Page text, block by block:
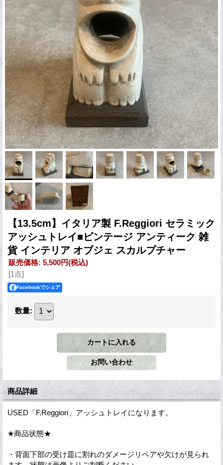
【13.5cm】イタリア製 F.Reggiori セラミック
アッシュトレイ■ビンテージ アンティーク 雑
貨 インテリア オブジェ スカルプチャー
販売価格: 5,500円(税込)
[1点]
Facebookでシェア
数量:
商品詳細
USED「F.Reggiori」アッシュトレイになります。
★商品状態★
・背面下部の受け皿に割れのダメージリペアや欠けが見られ